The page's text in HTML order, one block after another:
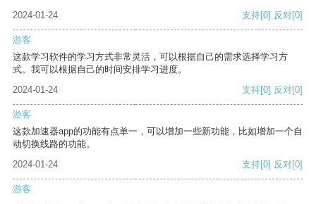
2024-01-24 支持[0] 反对[0]
游客
这款学习软件的学习方式非常灵活，可以根据自己的需求选择学习方
式。我可以根据自己的时间安排学习进度。
2024-01-24
支持[0] 反对[0]
游客
这款加速器app的功能有点单一，可以增加一些新功能，比如增加一个自
动切换线路的功能。
2024-01-24
支持[0] 反对[0]
游客